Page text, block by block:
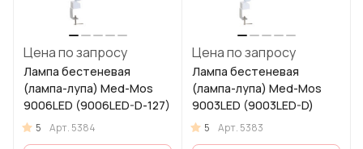
Цена по запросу
Лампа бестеневая
(лампа-лупа) Med-Mos
9006LED (9006LED-D-127)
5 Арт. 5384
Цена по запросу
Лампа бестеневая
(лампа-лупа) Med-Mos
9003LED (9003LED-D)
5 Арт. 5383